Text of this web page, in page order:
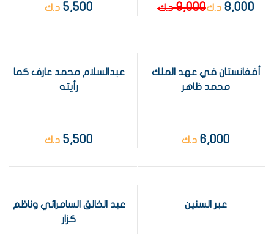
9,000 د.ك 8,000 د.ك 5,500 د.ك
أفغانستان في عهد الملك
محمد ظاهر
6,000 د.ك
عبدالسلام محمد عارف كما
رأيته
5,500 د.ك
عبر السنين
عبد الخالق السامرائي وناظم
كزار